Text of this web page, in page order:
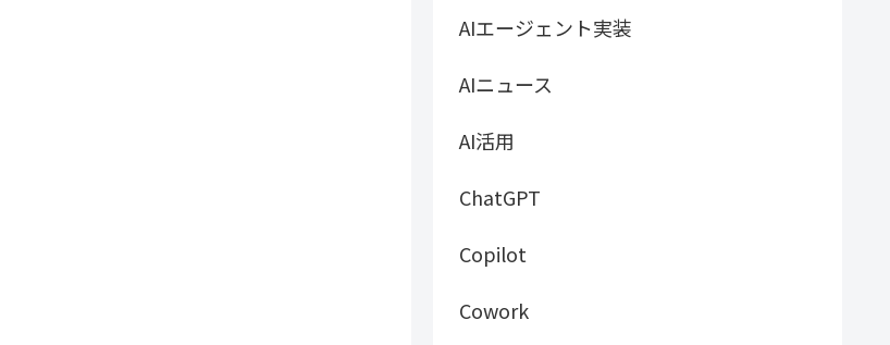
AIエージェント実装
AIニュース
AI活用
ChatGPT
Copilot
Cowork